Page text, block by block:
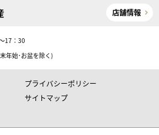
店舗情報
17：30
年始･お盆を除く)
プライバシーポリシー
サイトマップ